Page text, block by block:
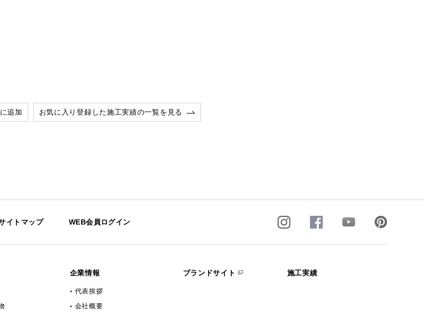
追加 お気に入り登録した施工実績の一覧を見る
イトマップ WEB会員ログイン
企業情報
代表挨拶
会社概要
ブランドサイト 施工実績